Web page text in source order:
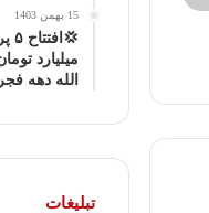
15 بهمن 1403
الله دهه فجر
تبلیغات